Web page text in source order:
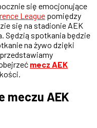
się emocjonujące
League pomiędzy
się na stadionie AEK
Sędzią spotkania będzie
na żywo dzięki
mecz AEK
meczu AEK